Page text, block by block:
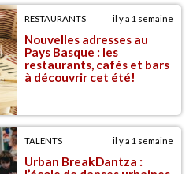
RESTAURANTS il y a 1 semaine
Nouvelles adresses au
Pays Basque : les
restaurants, cafés et bars
à découvrir cet été!
TALENTS il y a 1 semaine
Urban BreakDantza :